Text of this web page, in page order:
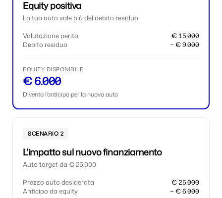
Equity positiva
La tua auto vale più del debito residuo
Valutazione perito
€ 15.000
Debito residuo
− € 9.000
EQUITY DISPONIBILE
€ 6.000
Diventa l'anticipo per la nuova auto
SCENARIO 2
L'impatto sul nuovo finanziamento
Auto target da € 25.000
Prezzo auto desiderata
€ 25.000
Anticipo da equity
− € 6.000